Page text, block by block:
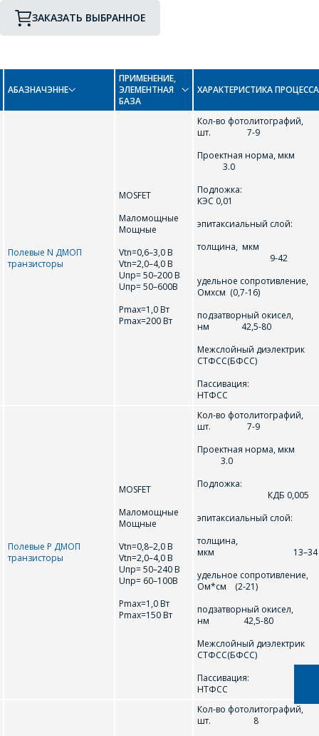
ЗАКАЗАТЬ ВЫБРАННОЕ
ПЕРЕЙТИ В КОРЗИНУ
АБАЗНАЧЭННЕ
ПРИМЕНЕНИЕ,
ЭЛЕМЕНТНАЯ
БАЗА
ХАРАКТЕРИСТИКА ПРОЦЕССА
Полевые N ДМОП
транзисторы
MOSFET
Маломощные
Мощные
Vtn=0,6–3,0 В
Vtn=2,0–4,0 В
Uпр= 50–200 В
Uпр= 50–600В
Pmax=1,0 Вт
Pmax=200 Вт
Кол-во фотолитографий,
шт. 7-9
Проектная норма,
3.0
КЭС 0,01
эпитаксиальный слой:
толщина, мкм
9-42
удельное сопротивление,
Омxсм (0,7-16)
подзатворный окисел,
нм 42,5-80
Межслойный диэлектрик
СТФСС(БФСС)
НТФСС
Полевые Р ДМОП
транзисторы
MOSFET
Маломощные
Мощные
Vtn=0,8–2,0 В
Vtn=2,0–4,0 В
Uпр= 50–240 В
Uпр= 60–100В
Pmax=1,0 Вт
Pmax=150 Вт
Кол-во фотолитографий,
шт. 7-9
Проектная норма,
3.0
Подложка:
КДБ 0,005
эпитаксиальный слой:
толщина,
мкм 13–34
удельное сопротивление,
Ом*см (2-21)
подзатворный окисел,
нм 42,5-80
Межслойный диэлектрик
СТФСС(БФСС)
НТФСС
Кол-во фотолитографий,
шт. 8
МЕНЕДЖЭРЫ
КАМПАНІІ З
РАДАСЦЮ
АДКАЖУЦЬ НА
ВАШЫ ПЫТАННІ,
РАЗЛІЧАЦЬ
КОШТ ПАСЛУГ І
ПАДРЫХТУЮЦЬ
ІНДЫВІДУАЛЬНАЕ
КАМЕРЦЫЙНАЕ
ПРАПАНОВУ.